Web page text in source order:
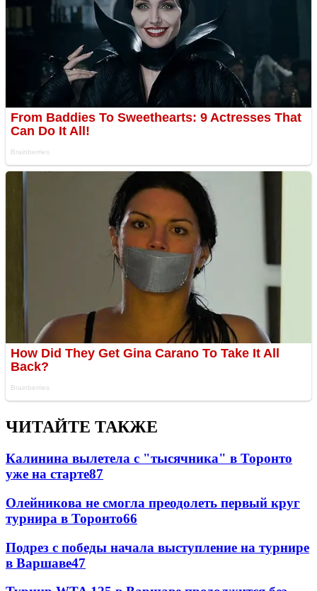
ЧИТАЙТЕ ТАКЖЕ
Калинина вылетела с "тысячника" в Торонто
уже на старте87
Олейникова не смогла преодолеть первый круг
турнира в Торонто66
Подрез с победы начала выступление на турнире
в Варшаве47